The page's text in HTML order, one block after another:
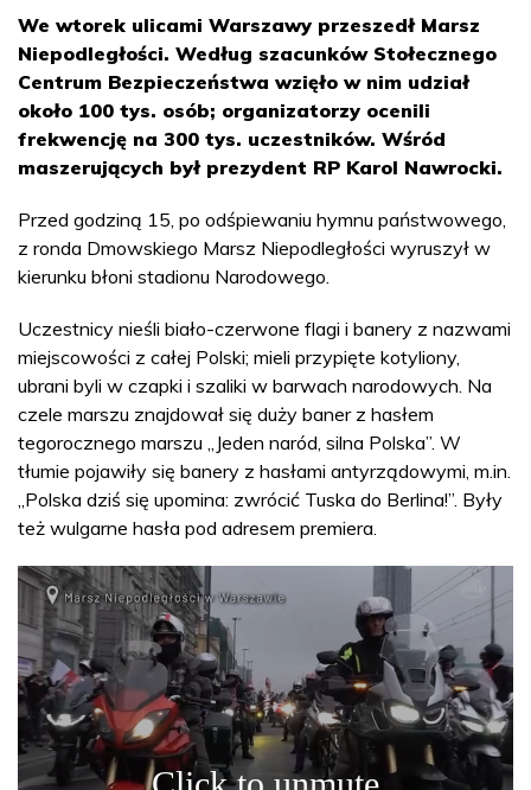
We wtorek ulicami Warszawy przeszedł Marsz
Niepodległości. Według szacunków Stołecznego
Centrum Bezpieczeństwa wzięło w nim udział
około 100 tys. osób; organizatorzy ocenili
frekwencję na 300 tys. uczestników. Wśród
maszerujących był prezydent RP Karol Nawrocki.
Przed godziną 15, po odśpiewaniu hymnu państwowego,
z ronda Dmowskiego Marsz Niepodległości wyruszył w
kierunku błoni stadionu Narodowego.
Uczestnicy nieśli biało-czerwone flagi i banery z nazwami
miejscowości z całej Polski; mieli przypięte kotyliony,
ubrani byli w czapki i szaliki w barwach narodowych. Na
czele marszu znajdował się duży baner z hasłem
tegorocznego marszu „Jeden naród, silna Polska”. W
tłumie pojawiły się banery z hasłami antyrządowymi, m.in.
„Polska dziś się upomina: zwrócić Tuska do Berlina!”. Były
też wulgarne hasła pod adresem premiera.